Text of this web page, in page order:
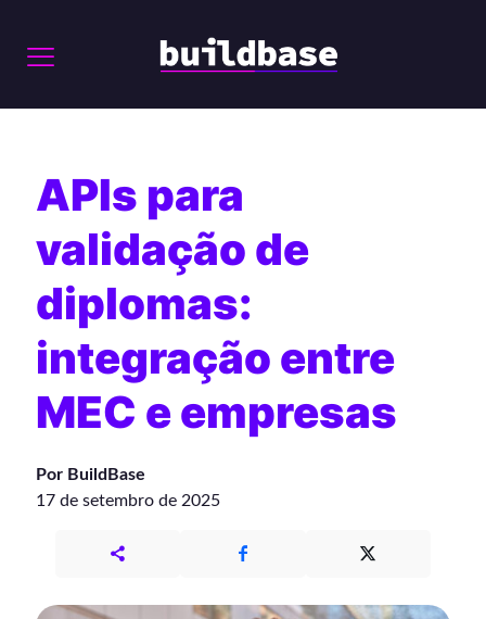
APIs para
validação de
diplomas:
integração entre
MEC e empresas
Por BuildBase
17 de setembro de 2025